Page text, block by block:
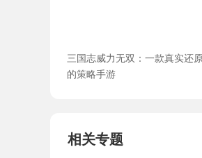
三国志威力无双：一款真实还
的策略手游
相关专题